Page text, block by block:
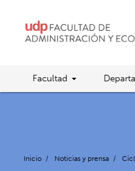
Facultad
Inicio / Noticias y prensa /